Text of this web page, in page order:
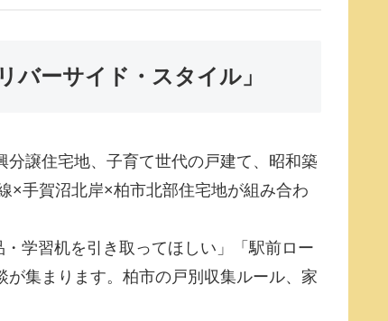
バーサイド・スタイル」
譲住宅地、子育て世代の戸建て、昭和築
手賀沼北岸×柏市北部住宅地が組み合わ
学習机を引き取ってほしい」「駅前ロー
集まります。柏市の戸別収集ルール、家